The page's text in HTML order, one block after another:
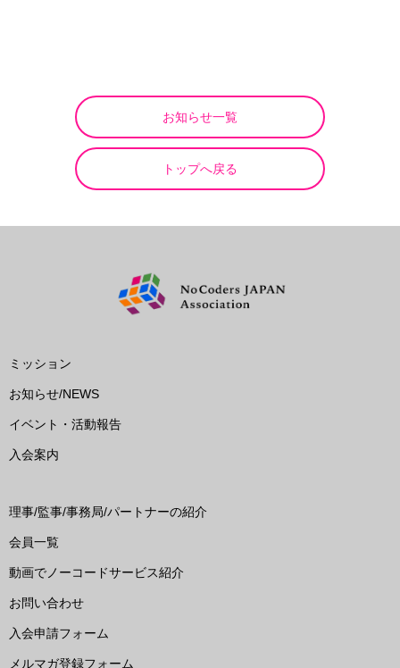
お知らせ一覧
トップへ戻る
ミッション
お知らせ/NEWS
イベント・活動報告
入会案内
理事/監事/事務局/パートナーの紹介
会員一覧
動画でノーコードサービス紹介
お問い合わせ
入会申請フォーム
メルマガ登録フォーム